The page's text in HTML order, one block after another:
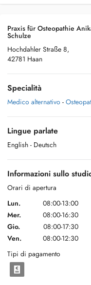
Praxis für Osteopathie
Schulze
Hochdahler Straße 8,
42781 Haan
Specialità
Medico alternativo -
Lingue parlate
English - Deutsch
Informazioni sullo
Orari di apertura
Lun.
08:00-13:00
Mer.
08:00-16:30
Gio.
08:00-17:30
Ven.
08:00-12:30
Tipi di pagamento